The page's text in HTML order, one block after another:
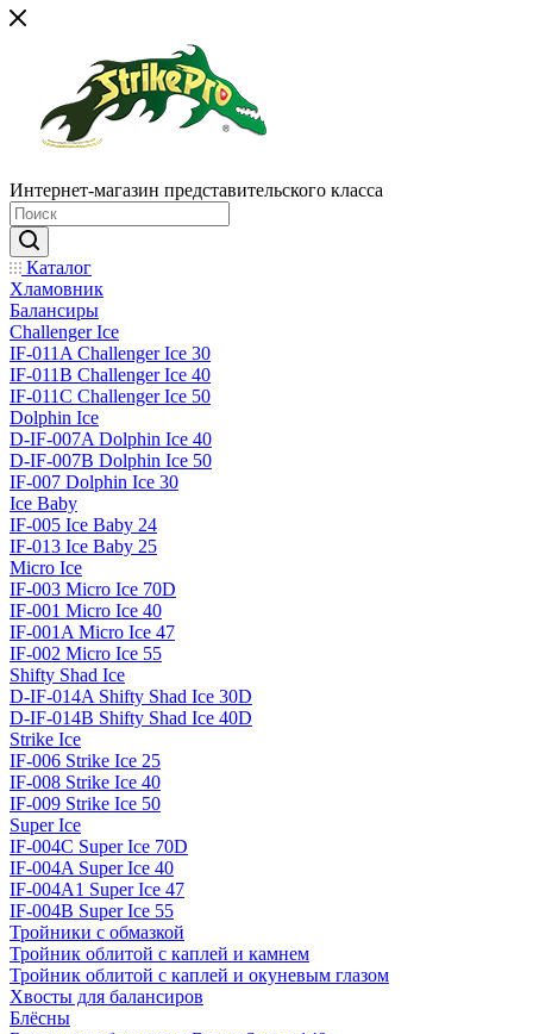
Интернет-магазин представительского класса
Каталог
Хламовник
Балансиры
Challenger Ice
IF-011A Challenger Ice 30
IF-011B Challenger Ice 40
IF-011C Challenger Ice 50
Dolphin Ice
D-IF-007A Dolphin Ice 40
D-IF-007B Dolphin Ice 50
IF-007 Dolphin Ice 30
Ice Baby
IF-005 Ice Baby 24
IF-013 Ice Baby 25
Micro Ice
IF-003 Micro Ice 70D
IF-001 Micro Ice 40
IF-001A Micro Ice 47
IF-002 Micro Ice 55
Shifty Shad Ice
D-IF-014A Shifty Shad Ice 30D
D-IF-014B Shifty Shad Ice 40D
Strike Ice
IF-006 Strike Ice 25
IF-008 Strike Ice 40
IF-009 Strike Ice 50
Super Ice
IF-004C Super Ice 70D
IF-004A Super Ice 40
IF-004A1 Super Ice 47
IF-004B Super Ice 55
Тройники с обмазкой
Тройник облитой с каплей и камнем
Тройник облитой с каплей и окуневым глазом
Хвосты для балансиров
Блёсны